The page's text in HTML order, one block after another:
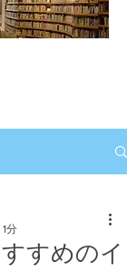
すめのイ
分